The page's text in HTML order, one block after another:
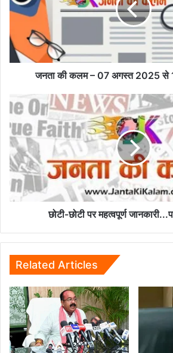
07
2025
से
13
जनता की कलम – 07 अगस्त 2025 से
छोटी-
छोटी
पर
महत्वपूर्ण
जानकारी...पढ़े पूरी खबर...
छोटी-छोटी पर महत्वपूर्ण
Related Articles